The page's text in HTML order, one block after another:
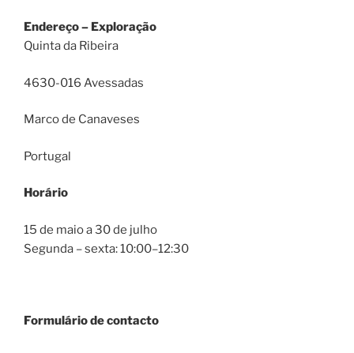
Endereço – Exploração
Quinta da Ribeira
4630-016 Avessadas
Marco de Canaveses
Portugal
Horário
15 de maio a 30 de julho
Segunda – sexta: 10:00–12:30
Formulário de contacto